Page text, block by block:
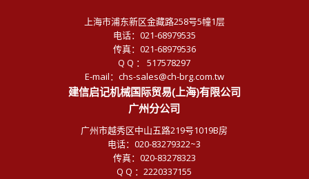
上海市浦东新区金藏路258号5幢1层
电话：021-68979535
传真：021-68979536
Q Q ： 517578297
E-mail：chs-sales@ch-brg.com.tw
建信启记机械国际贸易(上海)有限公司
广州分公司
广州市越秀区中山五路219号1019B房
电话：020-83279322~3
传真：020-83278323
Q Q ：2220337155